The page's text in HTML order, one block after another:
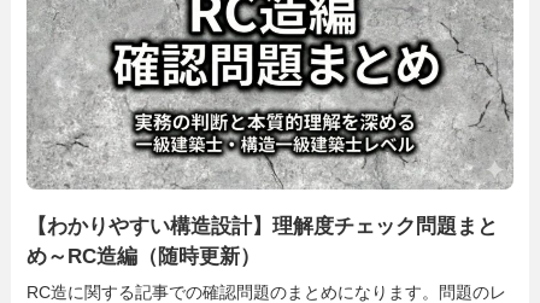
【わかりやすい構造設計】理解度チェック問題まと
め～RC造編（随時更新）
RC造に関する記事での確認問題のまとめになります。問題のレ